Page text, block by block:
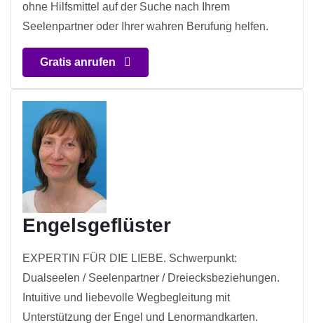
ohne Hilfsmittel auf der Suche nach Ihrem
Seelenpartner oder Ihrer wahren Berufung helfen.
Gratis anrufen
Engelsgeflüster
EXPERTIN FÜR DIE LIEBE. Schwerpunkt:
Dualseelen / Seelenpartner / Dreiecksbeziehungen.
Intuitive und liebevolle Wegbegleitung mit
Unterstützung der Engel und Lenormandkarten.